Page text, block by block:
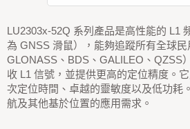
LU2303x-52Q 系列產品是高性能的 L1
為 GNSS 滑鼠），能夠追蹤所有全球民
GLONASS、BDS、GALILEO、QZSS
收 L1 信號，並提供更高的定位精度。
次定位時間、卓越的靈敏度以及低功耗
航及其他基於位置的應用需求。